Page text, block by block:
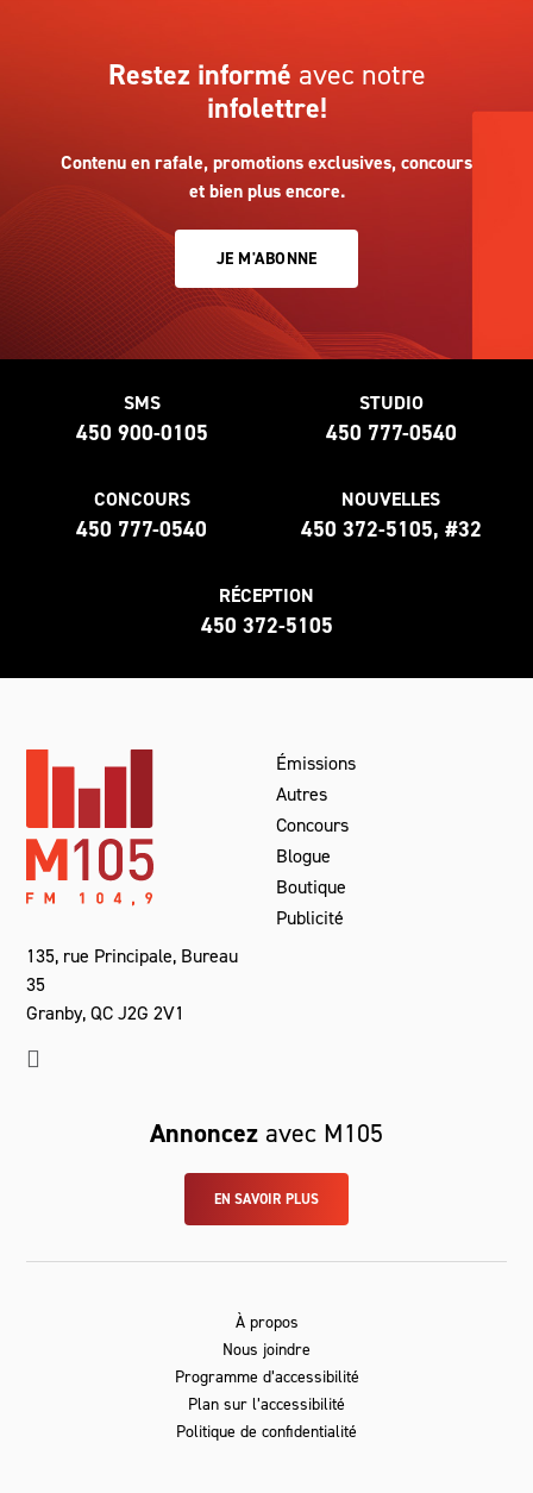
Restez informé avec notre
infolettre!
Contenu en rafale, promotions exclusives, concours
et bien plus encore.
JE M'ABONNE
SMS
450 900-0105
STUDIO
450 777-0540
CONCOURS
450 777-0540
NOUVELLES
450 372-5105, #32
RÉCEPTION
450 372-5105
135, rue Principale, Bureau
35
Granby, QC J2G 2V1
Émissions
Autres
Concours
Blogue
Boutique
Publicité
Annoncez avec M105
EN SAVOIR PLUS
À propos
Nous joindre
Programme d’accessibilité
Plan sur l’accessibilité
Politique de confidentialité